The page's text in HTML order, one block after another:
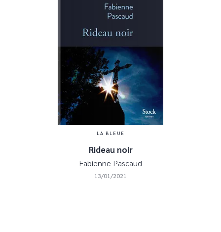
LA BLEUE
Rideau noir
Fabienne Pascaud
13/01/2021